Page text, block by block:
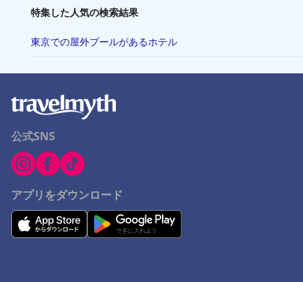
特集した人気の検索結果
東京での屋外プールがあるホテル
公式SNS
アプリをダウンロード